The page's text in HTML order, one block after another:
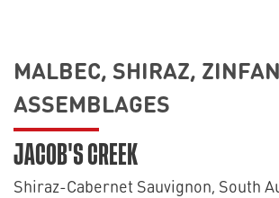
MALBEC, SHIRAZ,
ASSEMBLAGES
JACOB'S CREEK
Shiraz-Cabernet Sauvignon, South